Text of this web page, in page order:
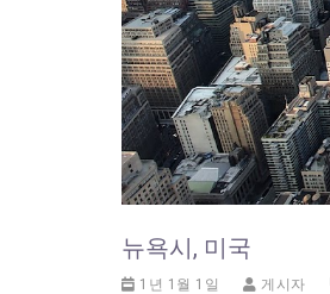
뉴욕시, 미국
1년 1월 1일 게시자